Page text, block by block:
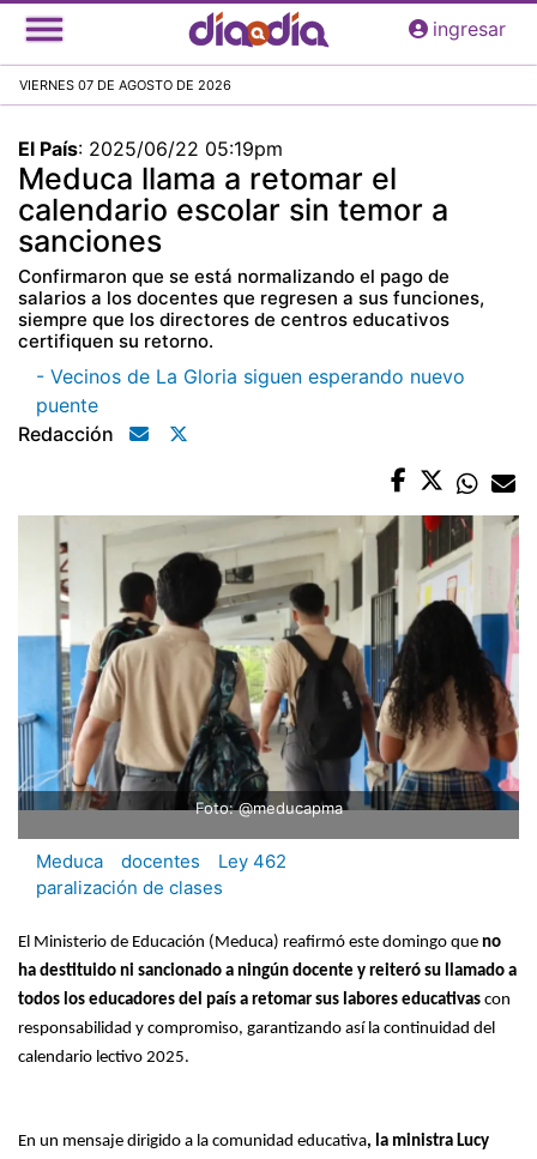
Pasar
al
principal
ingresar
VIERNES 07 DE AGOSTO DE 2026
El País: 2025/06/22 05:19pm
Meduca llama a retomar el
calendario escolar sin temor a
sanciones
Confirmaron que se está normalizando el pago de
salarios a los docentes que regresen a sus funciones,
siempre que los directores de centros educativos
certifiquen su retorno.
- Vecinos de La Gloria siguen esperando nuevo
puente
Redacción
Foto: @meducapma
Meduca docentes
Ley 462
paralización de clases
El Ministerio de Educación (Meduca) reafirmó este domingo que no
ha destituido ni sancionado a ningún docente y reiteró su llamado a
todos los educadores del país a retomar sus labores educativas con
responsabilidad y compromiso, garantizando así la continuidad del
calendario lectivo 2025.
En un mensaje dirigido a la comunidad educativa, la ministra Lucy